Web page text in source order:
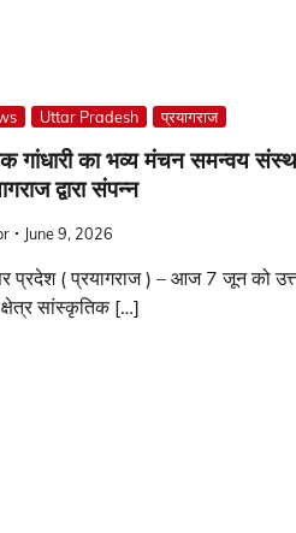
Uttar Pradesh प्रयागराज
गांधारी का भव्य मंचन समन्वय
द्वारा संपन्न
June 9, 2026
प्रदेश ( प्रयागराज ) – आज 7 जून को
सांस्कृतिक […]